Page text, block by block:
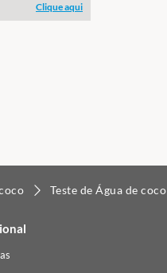
Clique aqui
Teste de Água de coco